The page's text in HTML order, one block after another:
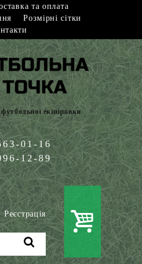
та оплата
Розмірні сітки
екіпіровки
01-16
12-89
Реєстрація